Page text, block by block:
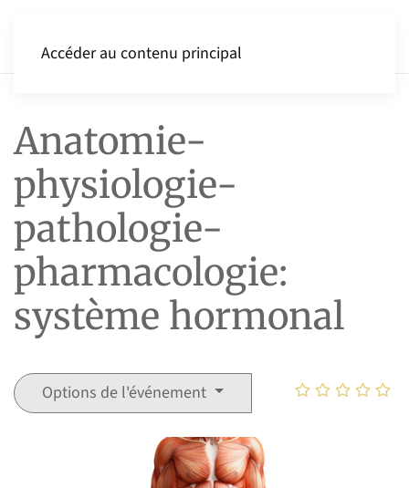
Accéder au contenu principal
Anatomie-
physiologie-
pathologie-
pharmacologie:
système hormonal
Options de l'événement